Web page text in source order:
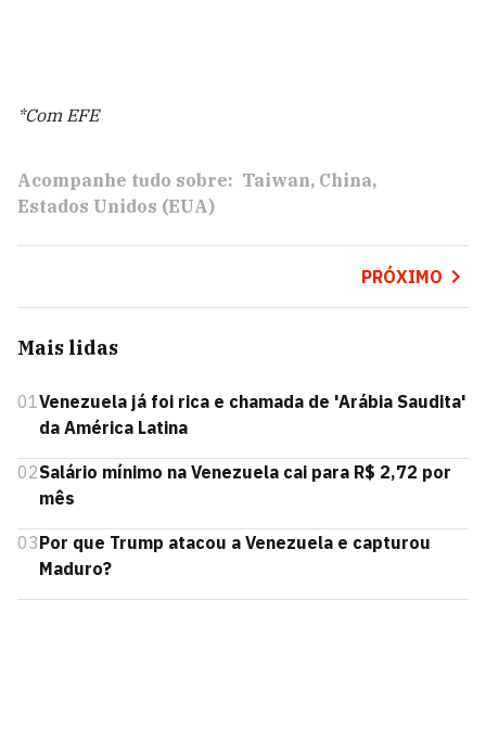
*Com EFE
Acompanhe tudo sobre: Taiwan China
Estados Unidos (EUA)
PRÓXIMO
Mais lidas
01Venezuela já foi rica e chamada de 'Arábia Saudita'
da América Latina
02Salário mínimo na Venezuela cai para R$ 2,72 por
mês
03Por que Trump atacou a Venezuela e capturou
Maduro?